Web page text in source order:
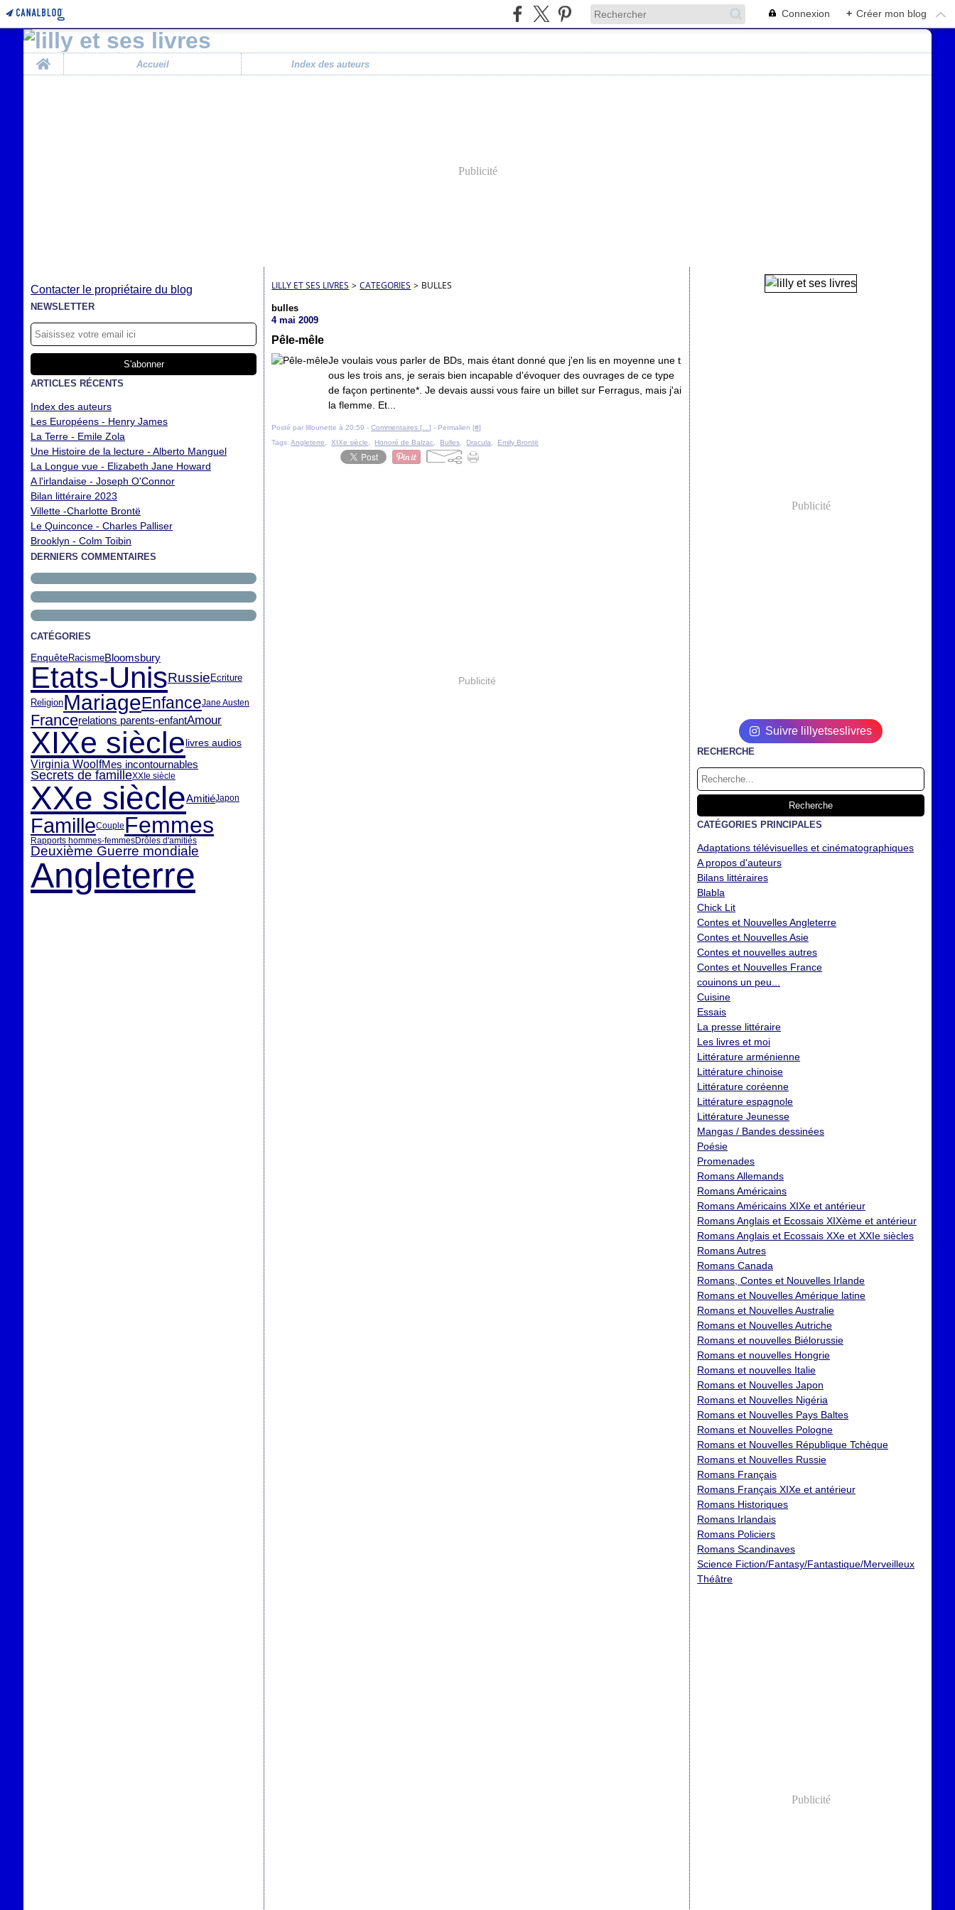
Connexion + Créer mon blog
Home
Accueil Index des auteurs
Publicité
Contacter le propriétaire du blog
NEWSLETTER
ARTICLES RÉCENTS
Index des auteurs
Les Européens - Henry James
La Terre - Emile Zola
Une Histoire de la lecture - Alberto Manguel
La Longue vue - Elizabeth Jane Howard
A l'irlandaise - Joseph O'Connor
Bilan littéraire 2023
Villette -Charlotte Brontë
Le Quinconce - Charles Palliser
Brooklyn - Colm Toibin
DERNIERS COMMENTAIRES
CATÉGORIES
EnquêteRacismeBloomsbury
Etats-UnisRussieEcriture
ReligionMariageEnfanceJane Austen
Francerelations parents-enfantAmour
XIXe sièclelivres audios
Virginia WoolfMes incontournables
Secrets de familleXXIe siècle
XXe siècleAmitiéJapon
FamilleCouple Femmes
Rapports hommes-femmesDrôles d'amitiés
Deuxième Guerre mondiale
Angleterre
LILLY ET SES LIVRES > CATEGORIES > BULLES
bulles
4 mai 2009
Pêle-mêle
Je voulais vous parler de BDs, mais étant donné que j'en lis en moyenne une t
ous les trois ans, je serais bien incapable d'évoquer des ouvrages de ce type
de façon pertinente*. Je devais aussi vous faire un billet sur Ferragus, mais j'ai
la flemme. Et...
Posté par lillounette à 20:59 -Commentaires [ …] - Permalien [#]
Tags:Angleterre XIXe siècle Honoré de Balzac Bulles Dracula Emily Brontë
Publicité
Publicité
Suivre lillyetseslivres
RECHERCHE
CATÉGORIES PRINCIPALES
Adaptations télévisuelles et cinématographiques
A propos d'auteurs
Bilans littéraires
Blabla
Chick Lit
Contes et Nouvelles Angleterre
Contes et Nouvelles Asie
Contes et nouvelles autres
Contes et Nouvelles France
couinons un peu...
Cuisine
Essais
La presse littéraire
Les livres et moi
Littérature arménienne
Littérature chinoise
Littérature coréenne
Littérature espagnole
Littérature Jeunesse
Mangas / Bandes dessinées
Poésie
Promenades
Romans Allemands
Romans Américains
Romans Américains XIXe et antérieur
Romans Anglais et Ecossais XIXème et antérieur
Romans Anglais et Ecossais XXe et XXIe siècles
Romans Autres
Romans Canada
Romans, Contes et Nouvelles Irlande
Romans et Nouvelles Amérique latine
Romans et Nouvelles Australie
Romans et Nouvelles Autriche
Romans et nouvelles Biélorussie
Romans et nouvelles Hongrie
Romans et nouvelles Italie
Romans et Nouvelles Japon
Romans et Nouvelles Nigéria
Romans et Nouvelles Pays Baltes
Romans et Nouvelles Pologne
Romans et Nouvelles République Tchèque
Romans et Nouvelles Russie
Romans Français
Romans Français XIXe et antérieur
Romans Historiques
Romans Irlandais
Romans Policiers
Romans Scandinaves
Science Fiction/Fantasy/Fantastique/Merveilleux
Théâtre
Publicité